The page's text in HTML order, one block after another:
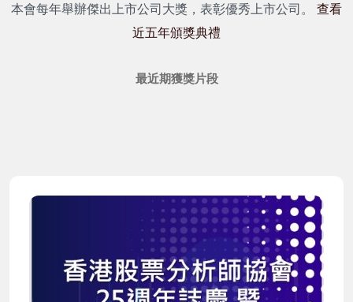
本會每年舉辦傑出上市公司大獎，表彰優秀上市公司。 查看
近五年頒獎典禮
最近期獲獎片段